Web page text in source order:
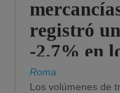
registró
-2,7% en
Roma
Los volúmenes de